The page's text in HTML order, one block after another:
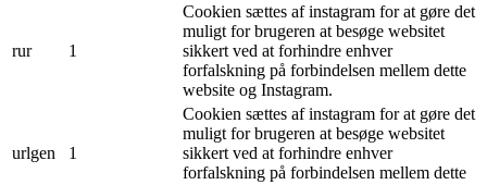
rur 1
Cookien sættes af instagram for at gøre det
muligt for brugeren at besøge websitet
sikkert ved at forhindre enhver
forfalskning på forbindelsen mellem dette
website og Instagram.
urlgen 1
Cookien sættes af instagram for at gøre det
muligt for brugeren at besøge websitet
sikkert ved at forhindre enhver
forfalskning på forbindelsen mellem dette